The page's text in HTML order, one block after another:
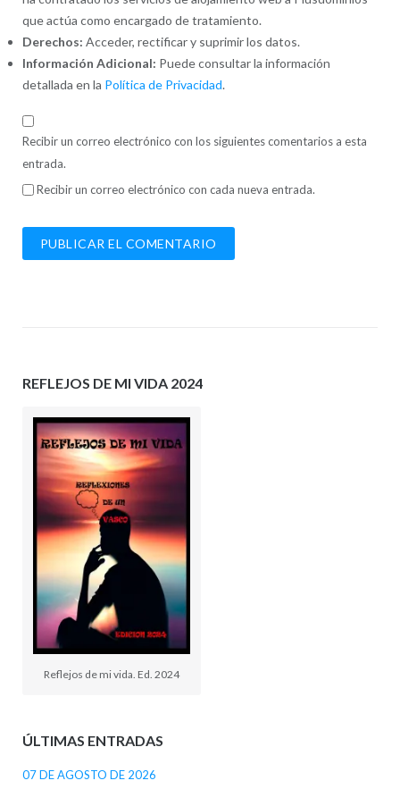
que actúa como encargado de tratamiento.
Derechos: Acceder, rectificar y suprimir los datos.
Información Adicional: Puede consultar la información
detallada en la Política de Privacidad.
Recibir un correo electrónico con los siguientes comentarios a esta
entrada.
Recibir un correo electrónico con cada nueva entrada.
REFLEJOS DE MI VIDA 2024
Reflejos de mi vida. Ed. 2024
ÚLTIMAS ENTRADAS
07 DE AGOSTO DE 2026